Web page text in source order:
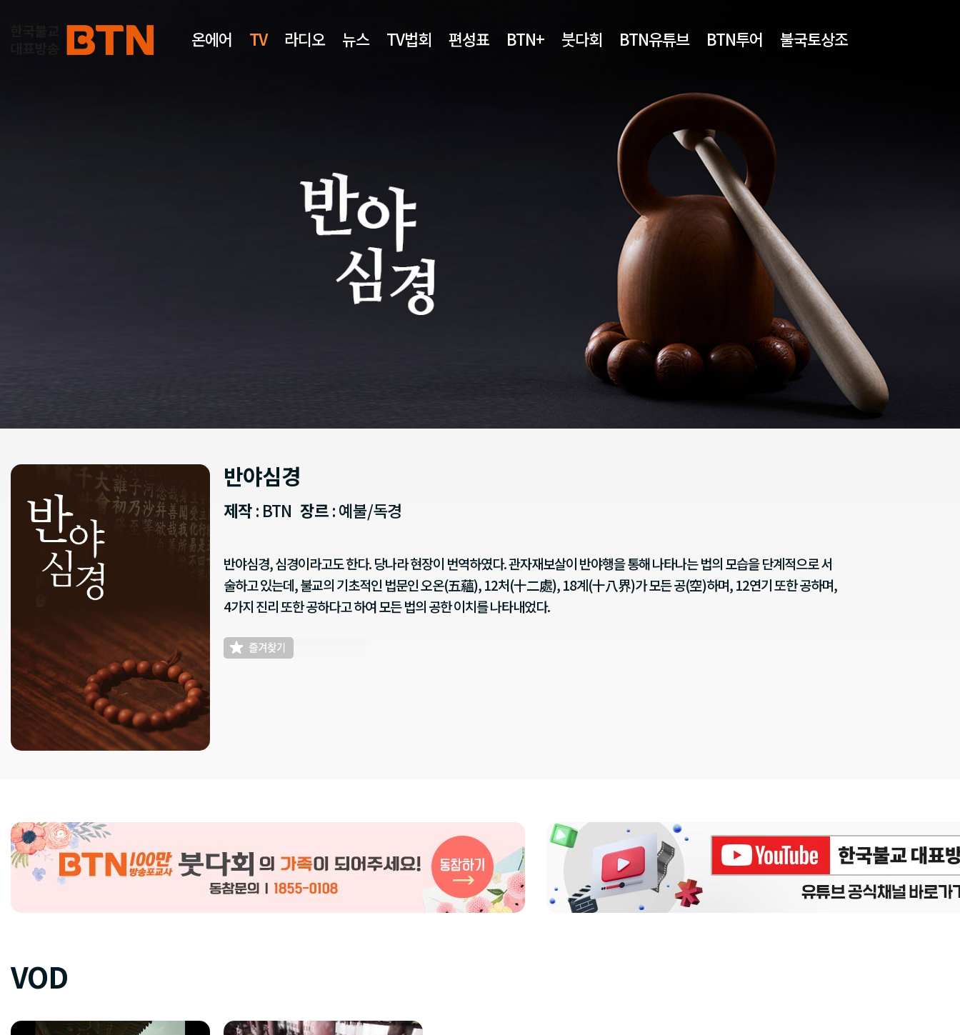
온에어 TV 라디오 뉴스 TV법회 편성표 BTN+ 붓다회 BTN유튜브 BTN투어 불국토상조
반야심경
제작: BTN 장르: 예불/독경
반야심경, 심경이라고도 한다. 당나라 현장이 번역하였다. 관자재보살이 반야행을 통해 나타나는 법의 모습을 단계적으로 서
술하고 있는데, 불교의 기초적인 법문인 오온(五蘊), 12처(十二處), 18계(十八界)가 모든 공(空)하며, 12연기 또한 공하며,
4가지 진리 또한 공하다고 하여 모든 법의 공한 이치를 나타내었다.
VOD